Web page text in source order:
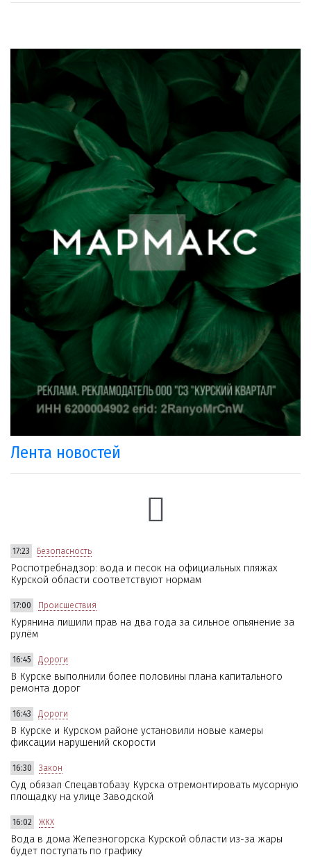
Лента новостей
17:23 Безопасность
Роспотребнадзор: вода и песок на официальных пляжах
Курской области соответствуют нормам
17:00 Происшествия
Курянина лишили прав на два года за сильное опьянение за
рулём
16:45 Дороги
В Курске выполнили более половины плана капитального
ремонта дорог
16:43 Дороги
В Курске и Курском районе установили новые камеры
фиксации нарушений скорости
16:30 Закон
Суд обязал Спецавтобазу Курска отремонтировать мусорную
площадку на улице Заводской
16:02 ЖКХ
Вода в дома Железногорска Курской области из-за жары
будет поступать по графику